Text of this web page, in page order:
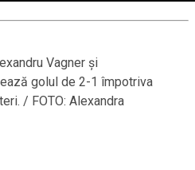
Vagner și
golul de 2-1 împotriva
/ FOTO: Alexandra